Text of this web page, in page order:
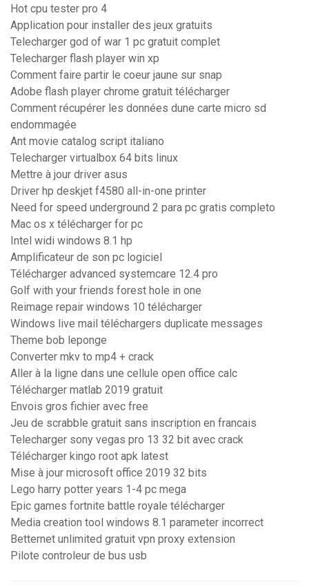
Hot cpu tester pro 4
Application pour installer des jeux gratuits
Telecharger god of war 1 pc gratuit complet
Telecharger flash player win xp
Comment faire partir le coeur jaune sur snap
Adobe flash player chrome gratuit télécharger
Comment récupérer les données dune carte micro sd
endommagée
Ant movie catalog script italiano
Telecharger virtualbox 64 bits linux
Mettre à jour driver asus
Driver hp deskjet f4580 all-in-one printer
Need for speed underground 2 para pc gratis completo
Mac os x télécharger for pc
Intel widi windows 8.1 hp
Amplificateur de son pc logiciel
Télécharger advanced systemcare 12.4 pro
Golf with your friends forest hole in one
Reimage repair windows 10 télécharger
Windows live mail téléchargers duplicate messages
Theme bob leponge
Converter mkv to mp4 + crack
Aller à la ligne dans une cellule open office calc
Télécharger matlab 2019 gratuit
Envois gros fichier avec free
Jeu de scrabble gratuit sans inscription en francais
Telecharger sony vegas pro 13 32 bit avec crack
Télécharger kingo root apk latest
Mise à jour microsoft office 2019 32 bits
Lego harry potter years 1-4 pc mega
Epic games fortnite battle royale télécharger
Media creation tool windows 8.1 parameter incorrect
Betternet unlimited gratuit vpn proxy extension
Pilote controleur de bus usb